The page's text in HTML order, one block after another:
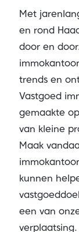
Met
en rond
door en
trends en
Vastgoed
gemaakte
van kleine
Maak
kunnen
een van
verplaatsing.